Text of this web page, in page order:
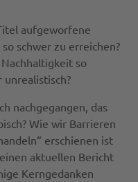
aufgeworfene
schwer zu erreichen?
so
unrealistisch?
nachgegangen, das
Wie wir Barrieren
erschienen ist
aktuellen Bericht
Kerngedanken